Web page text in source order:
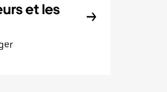
et les